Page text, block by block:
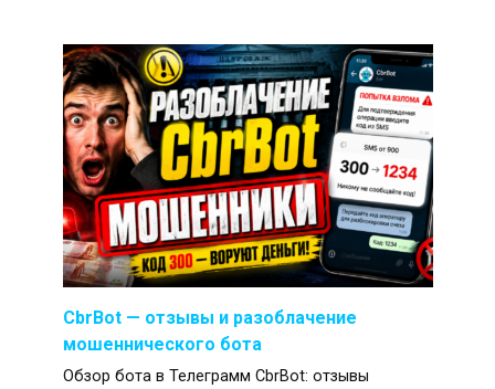
CbrBot — отзывы и разоблачение
мошеннического бота
Обзор бота в Телеграмм CbrBot: отзывы